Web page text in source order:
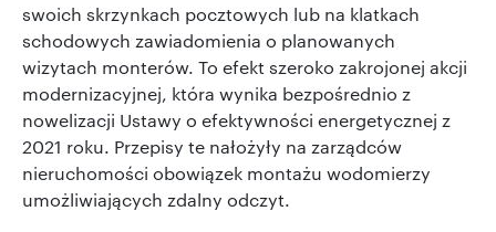
swoich skrzynkach pocztowych lub na klatkach
schodowych zawiadomienia o planowanych
wizytach monterów. To efekt szeroko zakrojonej akcji
modernizacyjnej, która wynika bezpośrednio z
nowelizacji Ustawy o efektywności energetycznej z
2021 roku. Przepisy te nałożyły na zarządców
nieruchomości obowiązek montażu wodomierzy
umożliwiających zdalny odczyt.